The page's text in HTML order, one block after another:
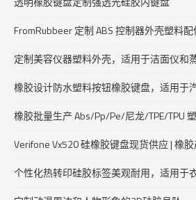
FromRubbeer 定制 ABS 控制器外壳塑料配
定制美容仪器塑料外壳，适用于洁面仪和
橡胶设计防水塑料按钮橡胶键盘，适用于
橡胶批量生产 Abs/Pp/Pe/尼龙/TPE/TPU
Verifone Vx520 硅橡胶键盘现货供应 | 橡
个性化热转印硅胶标签美观耐用，适用于